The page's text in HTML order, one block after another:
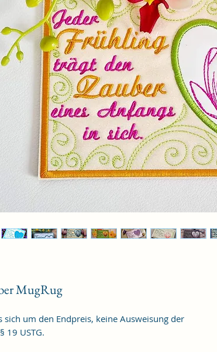
MugRug
sich um den Endpreis, keine Ausweisung der
19 USTG.